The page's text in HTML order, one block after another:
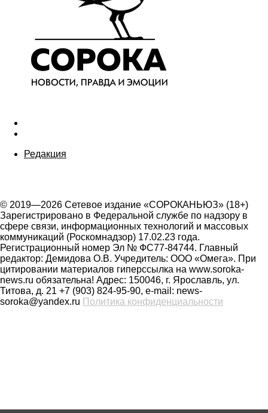
Редакция
© 2019—2026 Сетевое издание «СОРОКАНЬЮЗ» (18+)
Зарегистрировано в Федеральной службе по надзору в
сфере связи, информационных технологий и массовых
коммуникаций (Роскомнадзор) 17.02.23 года.
Регистрационный номер Эл № ФС77-84744. Главный
редактор: Демидова О.В. Учредитель: ООО «Омега». При
цитировании материалов гиперссылка на www.soroka-
news.ru обязательна! Адрес: 150046, г. Ярославль, ул.
Титова, д. 21 +7 (903) 824-95-90, e-mail: news-
soroka@yandex.ru
Политика конфиденциальности